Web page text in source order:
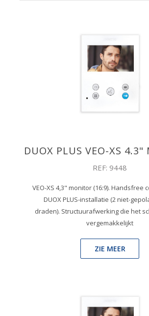
DUOX PLUS VEO-XS 4.3"
REF: 9448
VEO-XS 4,3" monitor (16:9). Handsfree
DUOX PLUS-installatie (2 niet-
draden). Structuurafwerking die het
vergemakkelijkt
ZIE MEER